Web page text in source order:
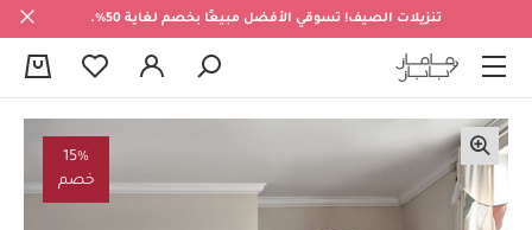
تنزيلات الصيف! تسوقي الأفضل مبيعًا بخصم لغاية 50%.
15%
خصم